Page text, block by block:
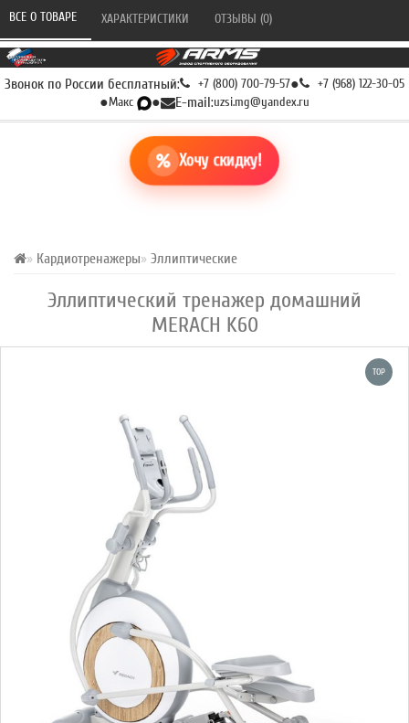
Звонок по России бесплатный: +7 (800) 700-79-57● +7 (968) 122-30-05
●Макс ● E-mail:uzsi.mg@yandex.ru
Хочу скидку!
Кардиотренажеры Эллиптические
Эллиптический тренажер домашний
MERACH K60
ВСЕ О ТОВАРЕ ХАРАКТЕРИСТИКИ ОТЗЫВЫ (0)
TOP